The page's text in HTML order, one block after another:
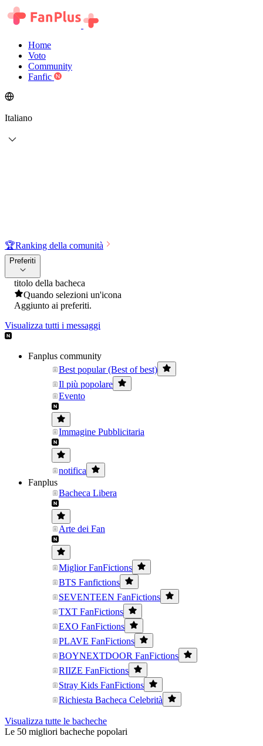
Home
Voto
Community
Fanfic
Italiano
🏆Ranking della comunità
Preferiti
titolo della bacheca
Quando selezioni un'icona
Aggiunto ai preferiti.
Visualizza tutti i messaggi
Fanplus community
Best popular (Best of best)
Il più popolare
Evento
Immagine Pubblicitaria
notifica
Fanplus
Bacheca Libera
Arte dei Fan
Miglior FanFictions
BTS Fanfictions
SEVENTEEN FanFictions
TXT FanFictions
EXO FanFictions
PLAVE FanFictions
BOYNEXTDOOR FanFictions
RIIZE FanFictions
Stray Kids FanFictions
Richiesta Bacheca Celebrità
Visualizza tutte le bacheche
Le 50 migliori bacheche popolari